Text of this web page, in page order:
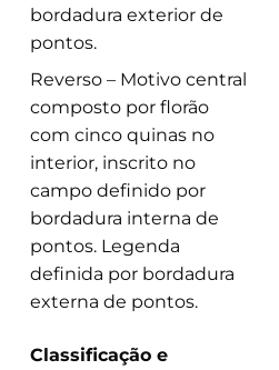
bordadura exterior de
pontos.
Reverso – Motivo central
composto por florão
com cinco quinas no
interior, inscrito no
campo definido por
bordadura interna de
pontos. Legenda
definida por bordadura
externa de pontos.
Classificação e